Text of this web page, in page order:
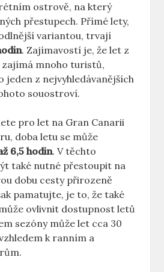
ostrově, na který
přestupech. Přímé lety,
variantou, trvají
. Zajímavostí je, že let z
zajímá mnoho turistů,
jeden z nejvyhledávanějších
souostroví.
pro let na Gran Canarii
doba letu se může
6,5 hodin. V těchto
také nutné přestoupit na
dobu cesty přirozeně
pamatujte, je to, že také
ovlivnit dostupnost letů
sezóny může let cca 30
k ranním a